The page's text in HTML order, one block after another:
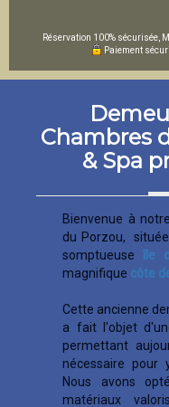
Réservation 100% sécurisée,
Paiement
Chambres
& Spa
Bienvenue à
du Porzou,
somptueuse île
magnifique côte
Cette ancienne
a fait l'objet
permettant
nécessaire pour
Nous avons
matériaux